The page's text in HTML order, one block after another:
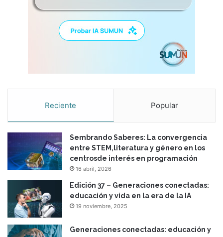
Reciente Popular
Sembrando Saberes: La convergencia
entre STEM,literatura y género en los
centrosde interés en programación
16 abril, 2026
Edición 37 – Generaciones conectadas:
educación y vida en la era de la IA
19 noviembre, 2025
Generaciones conectadas: educación y